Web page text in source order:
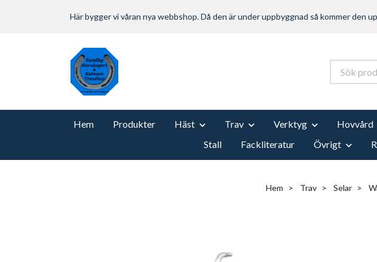
Här bygger vi våran nya webbshop. Då den är under uppbyggnad så kommer den
Hem Produkter Häst Trav Verktyg Hovvård
Stall
Fackliteratur Övrigt
Hem Trav Selar